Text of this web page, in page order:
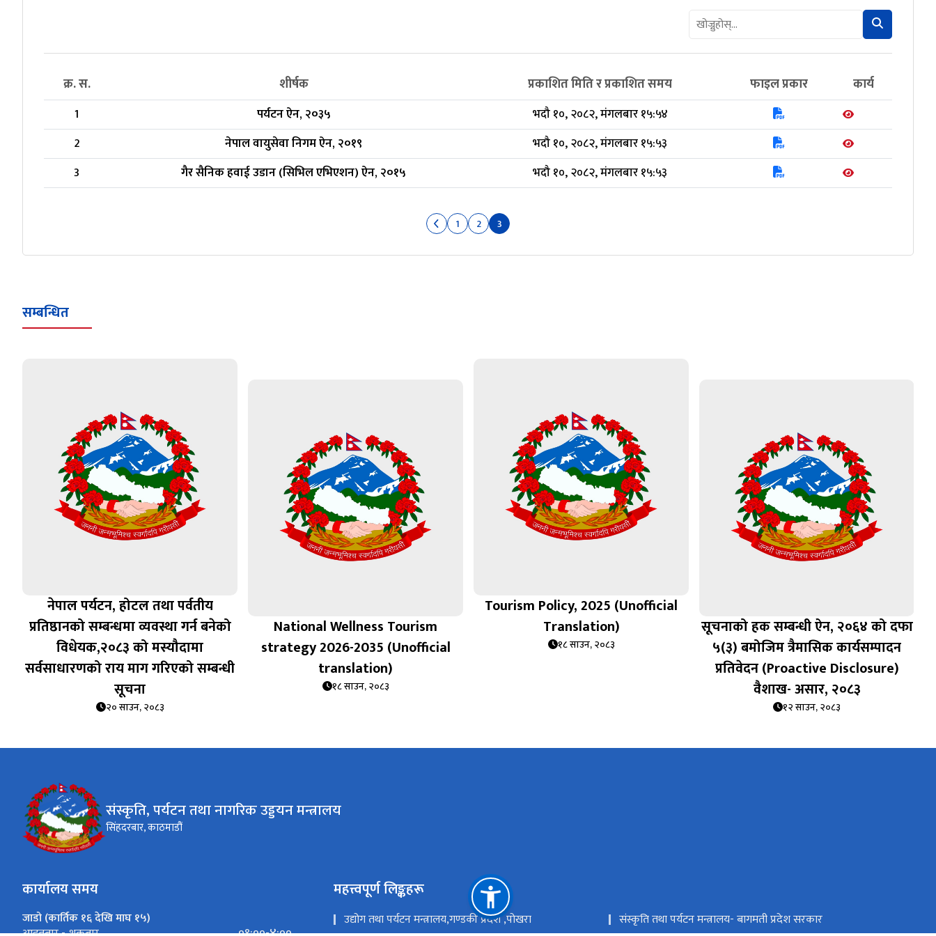
क्र. स. शीर्षक प्रकाशित मिति र प्रकाशित समय फाइल प्रकार कार्य
1 पर्यटन ऐन, २०३५
भदौ १०, २०८२, मंगलबार १५:५४
2
नेपाल वायुसेवा निगम ऐन, २०१९
भदौ १०, २०८२, मंगलबार १५:५३
3
गैर सैनिक हवाई उडान (सिभिल एभिएशन) ऐन, २०१५ भदौ १०, २०८२, मंगलबार १५:५३
1 2 3
सम्बन्धित
नेपाल पर्यटन, होटल तथा पर्वतीय
प्रतिष्ठानको सम्बन्धमा व्यवस्था गर्न बन‍ेको
विधेयक,२०८३ को मस्यौदामा
सर्वसाधारणको राय माग गरिएको सम्बन्धी
सूचना
२० साउन, २०८३
National Wellness Tourism
strategy 2026-2035 (Unofficial
translation)
१८ साउन, २०८३
Tourism Policy, 2025 (Unofficial
Translation)
१८ साउन, २०८३
सूचनाको हक सम्बन्धी ऐन, २०६४ को दफा
५(३) बमोजिम त्रैमासिक कार्यसम्पादन
प्रतिवेदन (Proactive Disclosure)
वैशाख- असार, २०८३
१२ साउन, २०८३
संस्कृति, पर्यटन तथा नागरिक उड्डयन मन्त्रालय
सिंहदरबार, काठमाडौं
कार्यालय समय
जाडो (कार्तिक १६ देखि माघ १५)
महत्त्वपूर्ण लिङ्कहरू
उद्योग तथा पर्यटन मन्त्रालय,गण्डकी प्रदेश ,पोखरा
संस्कृति तथा पर्यटन मन्त्रालय- बागमती प्रदेश सरकार